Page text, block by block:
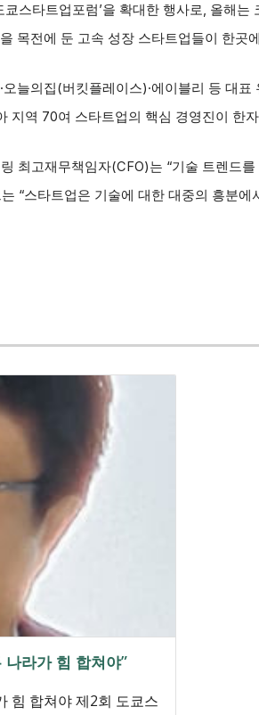
스타트업포럼’을 확대한 행사로, 올해
목전에 둔 고속 성장 스타트업들이 한
늘의집(버킷플레이스)·에이블리 등 대
지역 70여 스타트업의 핵심 경영진이 한
최고재무책임자(CFO)는 “기술 트렌드
“스타트업은 기술에 대한 대중의 흥분
라가 힘 합쳐야”
힘 합쳐야 제2회 도쿄스